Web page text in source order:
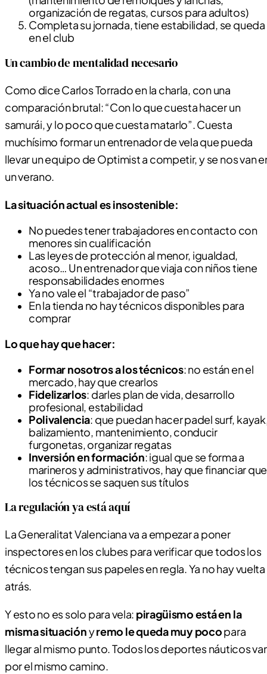
organización de regatas, cursos para adultos)
Completa su jornada, tiene estabilidad, se queda
en el club
Un cambio de mentalidad necesario
Como dice Carlos Torrado en la charla, con una
comparación brutal: “Con lo que cuesta hacer un
samurái, y lo poco que cuesta matarlo”. Cuesta
muchísimo formar un entrenador de vela que pueda
llevar un equipo de Optimist a competir, y se nos van
un verano.
La situación actual es insostenible:
No puedes tener trabajadores en contacto con
menores sin cualificación
Las leyes de protección al menor, igualdad,
acoso… Un entrenador que viaja con niños tiene
responsabilidades enormes
Ya no vale el “trabajador de paso”
En la tienda no hay técnicos disponibles para
comprar
Lo que hay que hacer:
Formar nosotros a los técnicos: no están en el
mercado, hay que crearlos
Fidelizarlos: darles plan de vida, desarrollo
profesional, estabilidad
Polivalencia: que puedan hacer padel surf,
balizamiento, mantenimiento, conducir
furgonetas, organizar regatas
Inversión en formación: igual que se forma a
marineros y administrativos, hay que financiar que
los técnicos se saquen sus títulos
La regulación ya está aquí
La Generalitat Valenciana va a empezar a poner
inspectores en los clubes para verificar que todos los
técnicos tengan sus papeles en regla. Ya no hay vuelta
atrás.
Y esto no es solo para vela: piragüismo está en la
misma situaciónyremo le queda muy pocopara
llegar al mismo punto. Todos los deportes náuticos
por el mismo camino.